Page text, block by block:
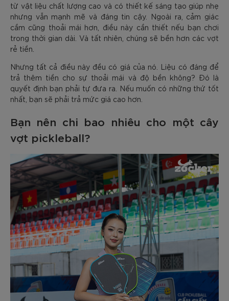
từ vật liệu chất lượng cao và có thiết kế sáng tạo giúp nhẹ
nhưng vẫn mạnh mẽ và đáng tin cậy. Ngoài ra, cảm giác
cầm cũng thoải mái hơn, điều này cần thiết nếu bạn chơi
trong thời gian dài. Và tất nhiên, chúng sẽ bền hơn các vợt
rẻ tiền.
Nhưng tất cả điều này đều có giá của nó. Liệu có đáng để
trả thêm tiền cho sự thoải mái và độ bền không? Đó là
quyết định bạn phải tự đưa ra. Nếu muốn có những thứ tốt
nhất, bạn sẽ phải trả mức giá cao hơn.
Bạn nên chi bao nhiêu cho một cây
vợt pickleball?